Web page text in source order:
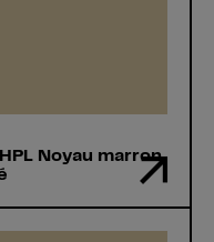
Noyau marron